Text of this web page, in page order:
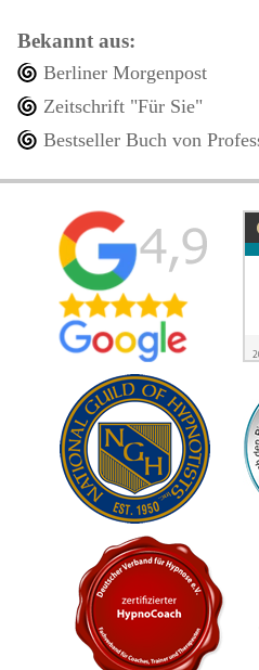
Bekannt aus:
Berliner Morgenpost
Zeitschrift "Für Sie"
Bestseller Buch von